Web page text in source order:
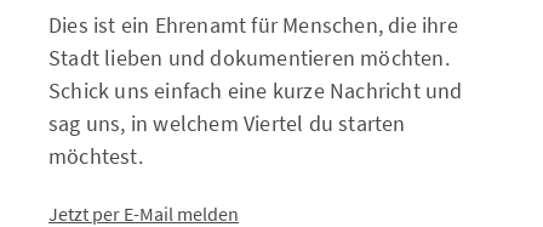
Dies ist ein Ehrenamt für Menschen, die ihre
Stadt lieben und dokumentieren möchten.
Schick uns einfach eine kurze Nachricht und
sag uns, in welchem Viertel du starten
möchtest.
Jetzt per E-Mail melden